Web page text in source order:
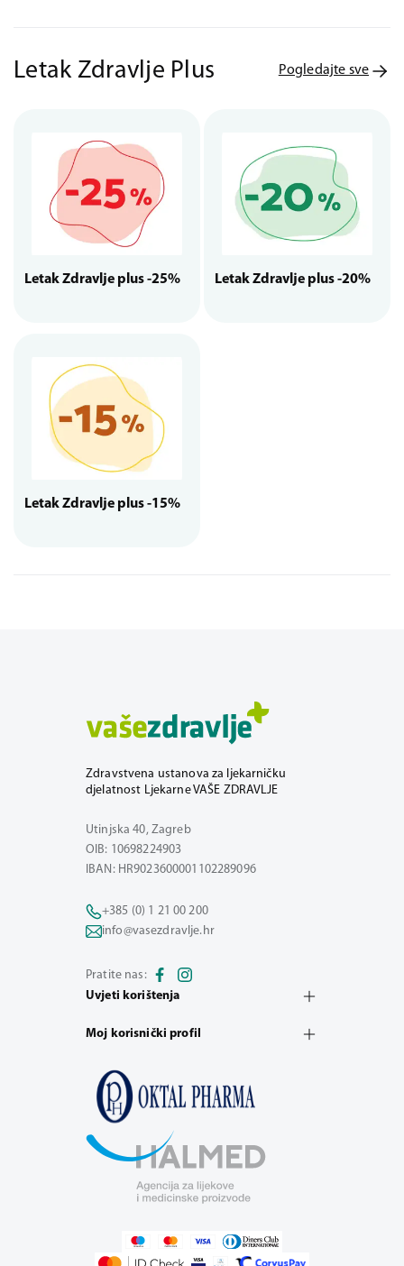
Letak Zdravlje Plus Pogledajte sve
Letak Zdravlje plus -25% Letak Zdravlje plus -20%
Letak Zdravlje plus -15%
Zdravstvena ustanova za ljekarničku
djelatnost Ljekarne VAŠE ZDRAVLJE
Utinjska 40, Zagreb
OIB: 10698224903
IBAN: HR9023600001102289096
+385 (0) 1 21 00 200
info@vasezdravlje.hr
Pratite nas:
Uvjeti korištenja
Moj korisnički profil